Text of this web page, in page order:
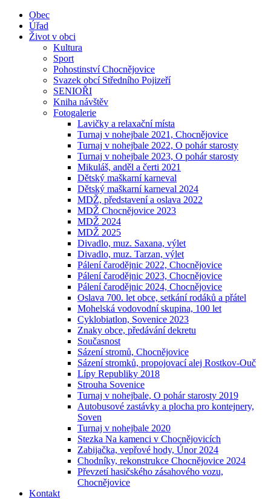
Obec
Úřad
Život v obci
Kultura
Sport
Pohostinství Chocnějovice
Svazek obcí Středního Pojizeří
SENIOŘI
Kniha návštěv
Fotogalerie
Lavičky a relaxační místa
Turnaj v nohejbale 2021, Chocnějovice
Turnaj v nohejbale 2022, O pohár starosty
Turnaj v nohejbale 2023, O pohár starosty
Mikuláš, anděl a čerti 2021
Dětský maškarní karneval
Dětský maškarní karneval 2024
MDŽ, představení a oslava 2022
MDŽ Chocnějovice 2023
MDŽ 2024
MDŽ 2025
Divadlo, muz. Saxana, výlet
Divadlo, muz. Tarzan, výlet
Pálení čarodějnic 2022, Chocnějovice
Pálení čarodějnic 2023, Chocnějovice
Pálení čarodějnic 2024, Chocnějovice
Oslava 700. let obce, setkání rodáků a přátel
Mohelská vodovodní skupina, 100 let
Cyklobiatlon, Sovenice 2023
Znaky obce, předávání dekretu
Současnost
Sázení stromů, Chocnějovice
Sázení stromků, propojovací alej Rostkov-Ouč
Lípy Republiky 2018
Strouha Sovenice
Turnaj v nohejbale, O pohár starosty 2019
Autobusové zastávky a plocha pro kontejnery,
Soven
Turnaj v nohejbale 2020
Stezka Na kamenci v Chocnějovicích
Zabijačka, vepřové hody, Únor 2024
Chodníky, rekonstrukce Chocnějovice 2024
Převzetí hasičského zásahového vozu,
Chocnějovice
Kontakt